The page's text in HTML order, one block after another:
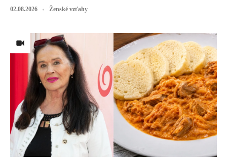
02.08.2026 Ženské vzťahy